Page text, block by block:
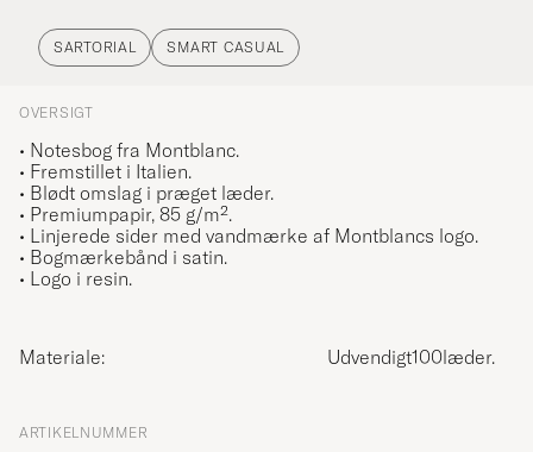
SARTORIAL SMART CASUAL
OVERSIGT
• Notesbog fra Montblanc.
• Fremstillet i Italien.
• Blødt omslag i præget læder.
• Premiumpapir, 85 g/m².
• Linjerede sider med vandmærke af Montblancs logo.
• Bogmærkebånd i satin.
• Logo i resin.
Materiale: Udvendigt100læder.
ARTIKELNUMMER